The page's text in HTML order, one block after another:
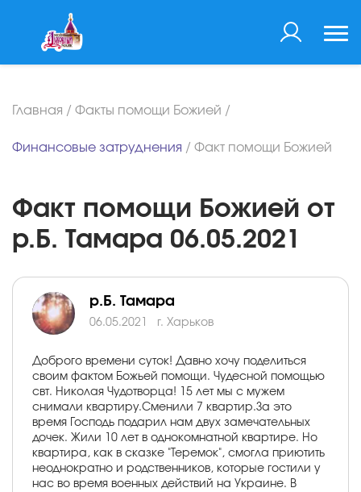
Главная / Факты помощи Божией /
Финансовые затруднения / Факт помощи Божией
Факт помощи Божией от
р.Б. Тамара 06.05.2021
р.Б. Тамара
06.05.2021 г. Харьков
Доброго времени суток! Давно хочу поделиться
своим фактом Божьей помощи. Чудесной помощью
свт. Николая Чудотворца! 15 лет мы с мужем
снимали квартиру.Сменили 7 квартир.За это
время Господь подарил нам двух замечательных
дочек. Жили 10 лет в однокомнатной квартире. Но
квартира, как в сказке "Теремок", смогла приютить
неоднократно и родственников, которые гостили у
нас во время военных действий на Украине. В